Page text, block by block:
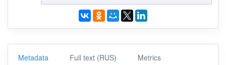
Metadata Full text (RUS) Metrics